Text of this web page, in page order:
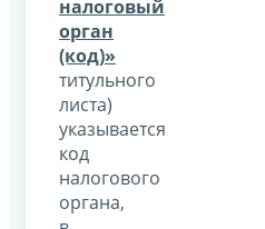
налоговый
орган
(код)»
титульного
листа)
указывается
код
налогового
органа,